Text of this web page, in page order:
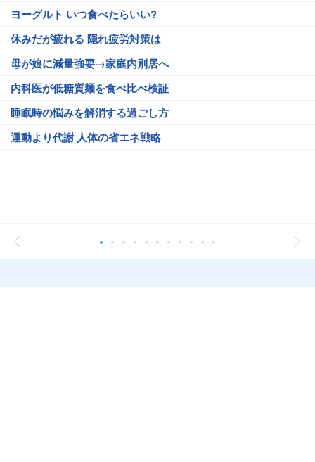
ヨーグルト いつ食べたらいい?
休みだが疲れる 隠れ疲労対策は
母が娘に減量強要→家庭内別居へ
内科医が低糖質麺を食べ比べ検証
睡眠時の悩みを解消する過ごし方
運動より代謝 人体の省エネ戦略